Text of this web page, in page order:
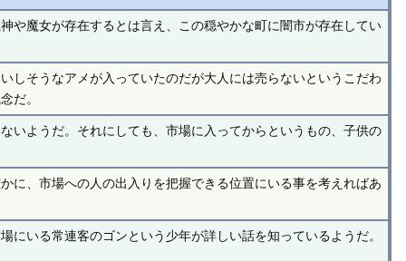
や魔女が存在するとは言え、この穏やかな町に闇市が存在してい
しそうなアメが入っていたのだが大人には売らないというこだわ
だ。
いようだ。それにしても、市場に入ってからというもの、子供の
に、市場への人の出入りを把握できる位置にいる事を考えればあ
いる常連客のゴンという少年が詳しい話を知っているようだ。